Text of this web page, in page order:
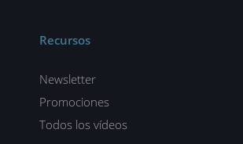
Recursos
Newsletter
Promociones
Todos los vídeos